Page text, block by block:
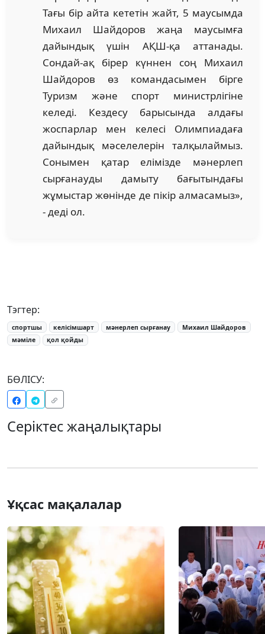
Тағы бір айта кететін жайт, 5 маусымда
Михаил Шайдоров жаңа маусымға
дайындық үшін АҚШ-қа аттанады.
Сондай-ақ бірер күннен соң Михаил
Шайдоров өз командасымен бірге
Туризм және спорт министрлігіне
келеді. Кездесу барысында алдағы
жоспарлар мен келесі Олимпиадаға
дайындық мәселелерін талқылаймыз.
Сонымен қатар елімізде мәнерлеп
сырғанауды дамыту бағытындағы
жұмыстар жөнінде де пікір алмасамыз»,
- деді ол.
Тэгтер:
спортшы келісімшарт мәнерлеп сырғанау
Михаил Шайдоров
мәміле
қол қойды
БӨЛІСУ:
Серіктес жаңалықтары
Ұқсас мақалалар